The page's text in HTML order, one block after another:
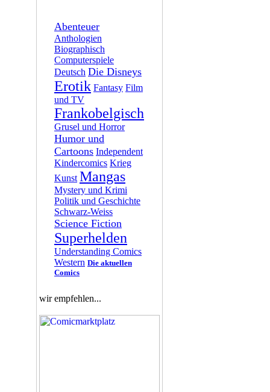
Abenteuer
Anthologien
Biographisch
Computerspiele
Deutsch Die Disneys
Erotik Fantasy Film
und TV
Frankobelgisch
Grusel und Horror
Humor und
Cartoons Independent
Kindercomics Krieg
Kunst Mangas
Mystery und Krimi
Politik und Geschichte
Schwarz-Weiss
Science Fiction
Superhelden
Understanding Comics
Western Die aktuellen
Comics
wir empfehlen...